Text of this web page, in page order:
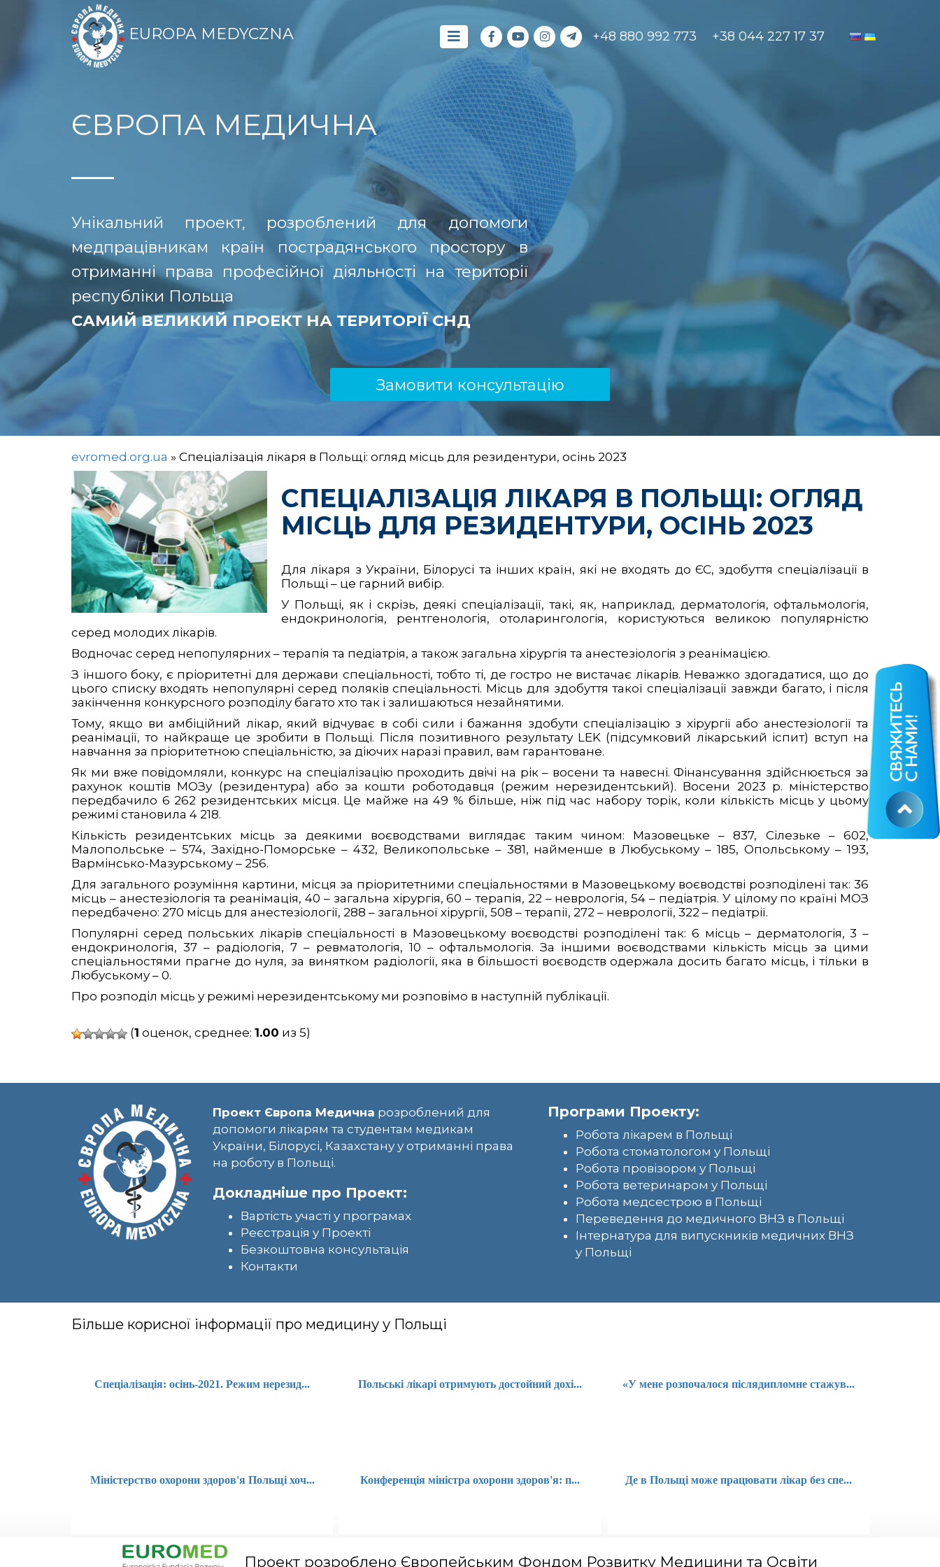
EUROPA MEDYCZNA +48 880 992 773 +38 044 227 17 37
ЄВРОПА МЕДИЧНА
Унікальний проект, розроблений для допомоги
медпрацівникам країн пострадянського простору в
отриманні права професійної діяльності на території
республіки Польща
САМИЙ ВЕЛИКИЙ ПРОЕКТ НА ТЕРИТОРІЇ СНД
Замовити консультацію
evromed.org.ua » Спеціалізація лікаря в Польщі: огляд місць для резидентури, осінь 2023
СПЕЦІАЛІЗАЦІЯ ЛІКАРЯ В ПОЛЬЩІ: ОГЛЯД
МІСЦЬ ДЛЯ РЕЗИДЕНТУРИ, ОСІНЬ 2023
Для лікаря з України, Білорусі та інших країн, які не входять до ЄС, здобуття спеціалізації в
Польщі – це гарний вибір.
У Польщі, як і скрізь, деякі спеціалізації, такі, як, наприклад, дерматологія, офтальмологія,
ендокринологія, рентгенологія, отоларингологія, користуються великою популярністю
серед молодих лікарів.
Водночас серед непопулярних – терапія та педіатрія, а також загальна хірургія та анестезіологія з реанімацією.
З іншого боку, є пріоритетні для держави спеціальності, тобто ті, де гостро не вистачає лікарів. Неважко здогадатися, що до
цього списку входять непопулярні серед поляків спеціальності. Місць для здобуття такої спеціалізації завжди багато, і після
закінчення конкурсного розподілу багато хто так і залишаються незайнятими.
Тому, якщо ви амбіційний лікар, який відчуває в собі сили і бажання здобути спеціалізацію з хірургії або анестезіології та
реанімації, то найкраще це зробити в Польщі. Після позитивного результату LEK (підсумковий лікарський іспит) вступ на
навчання за пріоритетною спеціальністю, за діючих наразі правил, вам гарантоване.
Як ми вже повідомляли, конкурс на спеціалізацію проходить двічі на рік – восени та навесні. Фінансування здійснюється за
рахунок коштів МОЗу (резидентура) або за кошти роботодавця (режим нерезидентський). Восени 2023 р. міністерство
передбачило 6 262 резидентських місця. Це майже на 49 % більше, ніж під час набору торік, коли кількість місць у цьому
режимі становила 4 218.
Кількість резидентських місць за деякими воєводствами виглядає таким чином: Мазовецьке – 837, Сілезьке – 602,
Малопольське – 574, Західно-Поморське – 432, Великопольське – 381, найменше в Любуському – 185, Опольському – 193,
Вармінсько-Мазурському – 256.
Для загального розуміння картини, місця за пріоритетними спеціальностями в Мазовецькому воєводстві розподілені так: 36
місць – анестезіологія та реанімація, 40 – загальна хірургія, 60 – терапія, 22 – неврологія, 54 – педіатрія. У цілому по країні МОЗ
передбачено: 270 місць для анестезіології, 288 – загальної хірургії, 508 – терапії, 272 – неврології, 322 – педіатрії.
Популярні серед польських лікарів спеціальності в Мазовецькому воєводстві розподілені так: 6 місць – дерматологія, 3 –
ендокринологія, 37 – радіологія, 7 – ревматологія, 10 – офтальмологія. За іншими воєводствами кількість місць за цими
спеціальностями прагне до нуля, за винятком радіології, яка в більшості воєводств одержала досить багато місць, і тільки в
Любуському – 0.
Про розподіл місць у режимі нерезидентському ми розповімо в наступній публікації.
(1 оценок, среднее: 1.00 из 5)
Проект Європа Медична розроблений для
допомоги лікарям та студентам медикам
України, Білорусі, Казахстану у отриманні права
на роботу в Польщі.
Докладніше про Проект:
Вартість участі у програмах
Реєстрація у Проекті
Безкоштовна консультація
Контакти
Програми Проекту:
Робота лікарем в Польщі
Робота стоматологом у Польщі
Робота провізором у Польщі
Робота ветеринаром у Польщі
Робота медсестрою в Польщі
Переведення до медичного ВНЗ в Польщі
Інтернатура для випускників медичних ВНЗ
у Польщі
Більше корисної інформації про медицину у Польщі
Спеціалізація: осінь-2021. Режим нерезид... Польські лікарі отримують достойний дохі... «У мене розпочалося післядипломне стажув...
Міністерство охорони здоров'я Польщі хоч... Конференція міністра охорони здоров'я: п... Де в Польщі може працювати лікар без спе...
Проект розроблено Європейським Фондом Розвитку Медицини та Освіти